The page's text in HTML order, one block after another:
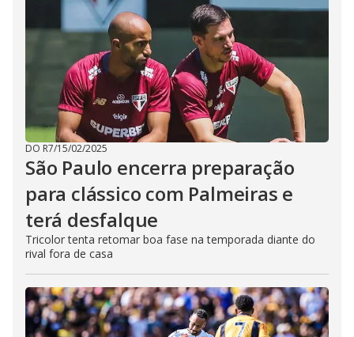
DO R7/15/02/2025
São Paulo encerra preparação
para clássico com Palmeiras e
terá desfalque
Tricolor tenta retomar boa fase na temporada diante do
rival fora de casa